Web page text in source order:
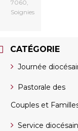
7060,
Soignies
CATÉGORIE
Journée
Pastorale des
Couples et
Service diocésain